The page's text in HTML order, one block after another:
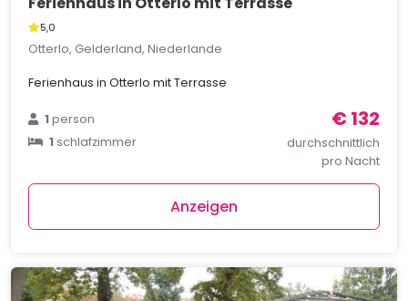
5,0
Otterlo, Gelderland, Niederlande
Ferienhaus in Otterlo mit Terrasse
1person
1schlafzimmer
€ 132
durchschnittlich
pro Nacht
Anzeigen